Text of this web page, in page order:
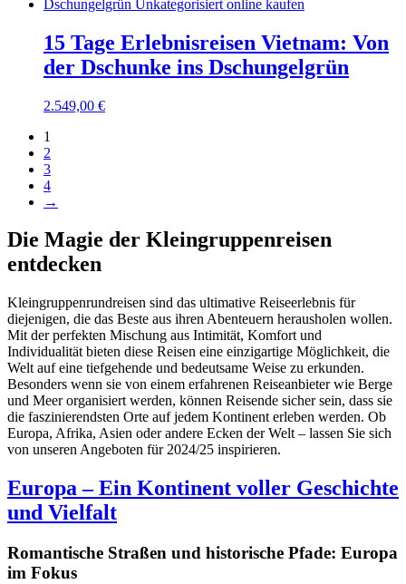
15 Tage Erlebnisreisen Vietnam: Von
der Dschunke ins Dschungelgrün
2.549,00 €
1
2
3
4
→
Die Magie der Kleingruppenreisen
entdecken
Kleingruppenrundreisen sind das ultimative Reiseerlebnis für
diejenigen, die das Beste aus ihren Abenteuern herausholen wollen.
Mit der perfekten Mischung aus Intimität, Komfort und
Individualität bieten diese Reisen eine einzigartige Möglichkeit, die
Welt auf eine tiefgehende und bedeutsame Weise zu erkunden.
Besonders wenn sie von einem erfahrenen Reiseanbieter wie Berge
und Meer organisiert werden, können Reisende sicher sein, dass sie
die faszinierendsten Orte auf jedem Kontinent erleben werden. Ob
Europa, Afrika, Asien oder andere Ecken der Welt – lassen Sie sich
von unseren Angeboten für 2024/25 inspirieren.
Europa – Ein Kontinent voller Geschichte
und Vielfalt
Romantische Straßen und historische Pfade: Europa
im Fokus